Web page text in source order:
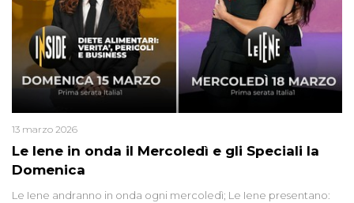
Le Iene in onda il Mercoledì e gli Speciali la
Domenica
13 marzo 2026
Le Iene andranno in onda ogni mercoledì; Le Iene presentano: